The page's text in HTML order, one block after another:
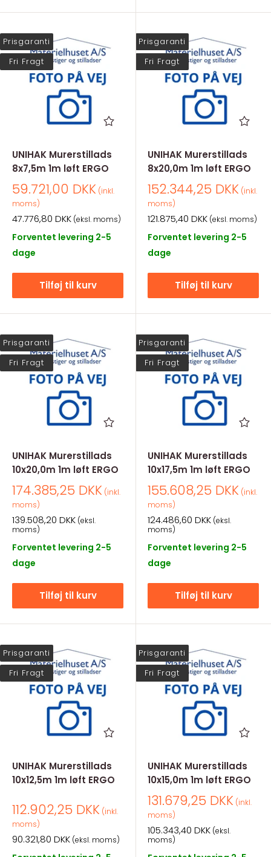
Prisgaranti
Fri Fragt
UNIHAK Murerstillads
8x7,5m 1m løft ERGO
Salgspris
59.721,00 DKK (inkl.
moms)
Salgspris
47.776,80 DKK (eksl. moms)
Forventet levering 2-5
dage
Tilføj til kurv
Prisgaranti
Fri Fragt
UNIHAK Murerstillads
8x20,0m 1m løft ERGO
Salgspris
152.344,25 DKK (inkl.
moms)
Salgspris
121.875,40 DKK (eksl. moms)
Forventet levering 2-5
dage
Tilføj til kurv
Prisgaranti
Fri Fragt
UNIHAK Murerstillads
10x20,0m 1m løft ERGO
Salgspris
174.385,25 DKK (inkl.
moms)
Salgspris
139.508,20 DKK (eksl.
moms)
Forventet levering 2-5
dage
Tilføj til kurv
Prisgaranti
Fri Fragt
UNIHAK Murerstillads
10x17,5m 1m løft ERGO
Salgspris
155.608,25 DKK (inkl.
moms)
Salgspris
124.486,60 DKK (eksl.
moms)
Forventet levering 2-5
dage
Tilføj til kurv
Prisgaranti
Fri Fragt
UNIHAK Murerstillads
10x12,5m 1m løft ERGO
Salgspris
112.902,25 DKK (inkl.
moms)
Salgspris
90.321,80 DKK (eksl. moms)
Prisgaranti
Fri Fragt
UNIHAK Murerstillads
10x15,0m 1m løft ERGO
Salgspris
131.679,25 DKK (inkl.
moms)
Salgspris
105.343,40 DKK (eksl.
moms)